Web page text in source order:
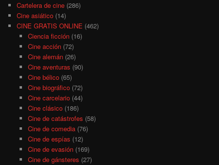
Cartelera de cine (286)
Cine asiático (14)
CINE GRATIS ONLINE (462)
Ciencia ficción(16)
Cine acción(72)
Cine alemán(26)
Cine aventuras (90)
Cine bélico(65)
Cine biográfico(72)
Cine carcelario(44)
Cine clásico(186)
Cine de catástrofes (58)
Cine de comedia(76)
Cine de espías (12)
Cine de evasión(169)
Cine de gánsteres (27)